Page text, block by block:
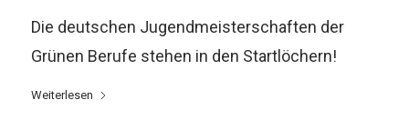
Die deutschen Jugendmeisterschaften der
Grünen Berufe stehen in den Startlöchern!
Weiterlesen